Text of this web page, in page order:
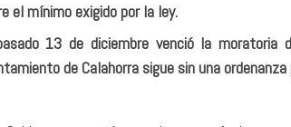
el mínimo exigido por la ley.
13 de diciembre venció la
de Calahorra sigue sin una